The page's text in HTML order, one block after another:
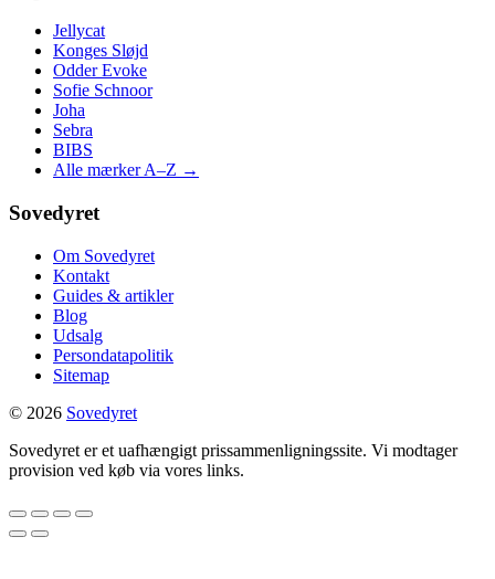
Jellycat
Konges Sløjd
Odder Evoke
Sofie Schnoor
Joha
Sebra
BIBS
Alle mærker A–Z →
Sovedyret
Om Sovedyret
Kontakt
Guides & artikler
Blog
Udsalg
Persondatapolitik
Sitemap
© 2026 Sovedyret
Sovedyret er et uafhængigt prissammenligningssite. Vi modtager
provision ved køb via vores links.